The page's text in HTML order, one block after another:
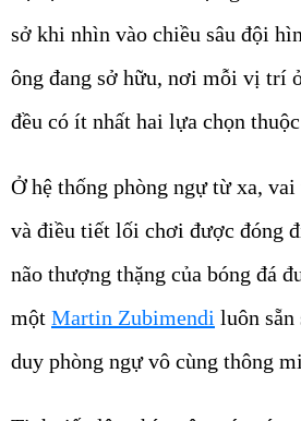
sở khi nhìn vào chiều sâu đội
ông đang sở hữu, nơi mỗi vị trí
đều có ít nhất hai lựa chọn
Ở hệ thống phòng ngự từ xa,
và điều tiết lối chơi được đóng
não thượng thặng của bóng đá
một Martin Zubimendi luôn
duy phòng ngự vô cùng thông